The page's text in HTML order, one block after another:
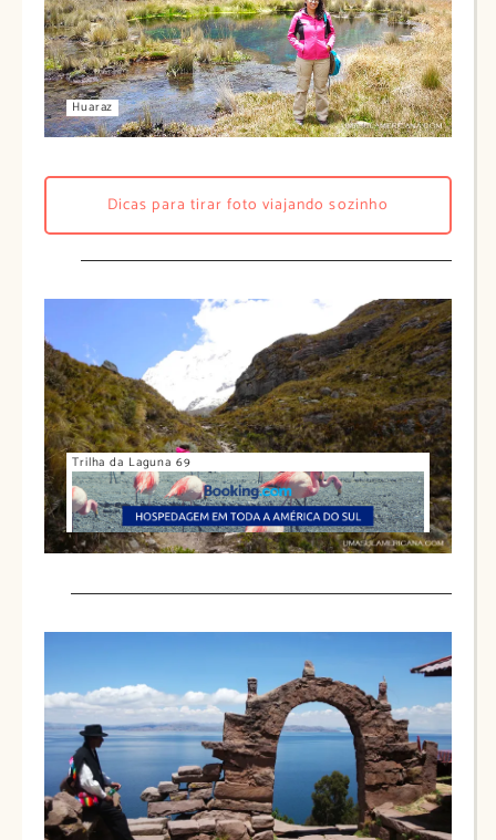
Huaraz
Dicas para tirar foto viajando sozinho
Trilha da Laguna 69